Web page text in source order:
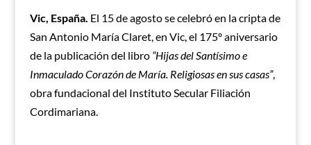
Vic, España. El 15 de agosto se celebró en la cripta de
San Antonio María Claret, en Vic, el 175º aniversario
de la publicación del libro “Hijas del Santísimo e
Inmaculado Corazón de María. Religiosas en sus casas”,
obra fundacional del Instituto Secular Filiación
Cordimariana.